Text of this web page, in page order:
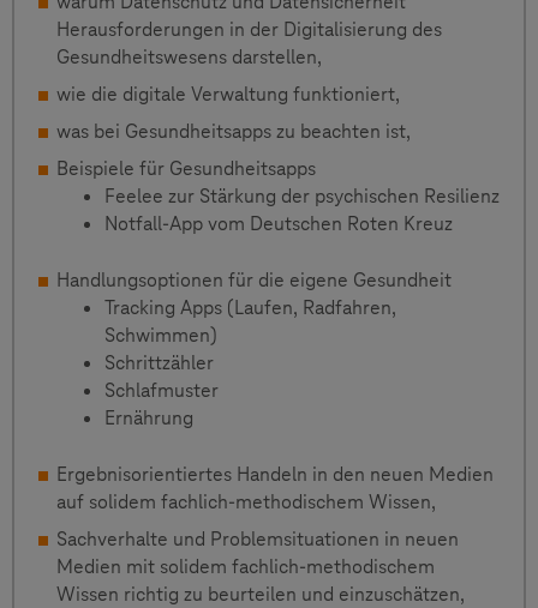
Herausforderungen in der Digitalisierung des
Gesundheitswesens darstellen,
wie die digitale Verwaltung funktioniert,
was bei Gesundheitsapps zu beachten ist,
Beispiele für Gesundheitsapps
Feelee zur Stärkung der psychischen Resilienz
Notfall-App vom Deutschen Roten Kreuz
Handlungsoptionen für die eigene Gesundheit
Tracking Apps (Laufen, Radfahren,
Schwimmen)
Schrittzähler
Schlafmuster
Ernährung
Ergebnisorientiertes Handeln in den neuen Medien
auf solidem fachlich-methodischem Wissen,
Sachverhalte und Problemsituationen in neuen
Medien mit solidem fachlich-methodischem
Wissen richtig zu beurteilen und einzuschätzen,